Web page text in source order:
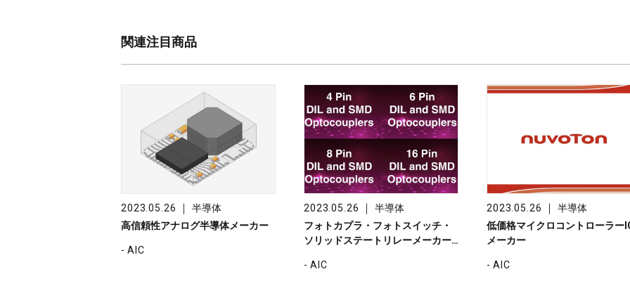
関連注目商品
2023.05.26 ｜半導体
高信頼性アナログ半導体メーカー
- AIC
2023.05.26 ｜半導体
フォトカプラ・フォトスイッチ・
ソリッドステートリレーメーカー…
- AIC
2023.05.26 ｜半導体
低価格マイクロコントローラー
メーカー
- AIC